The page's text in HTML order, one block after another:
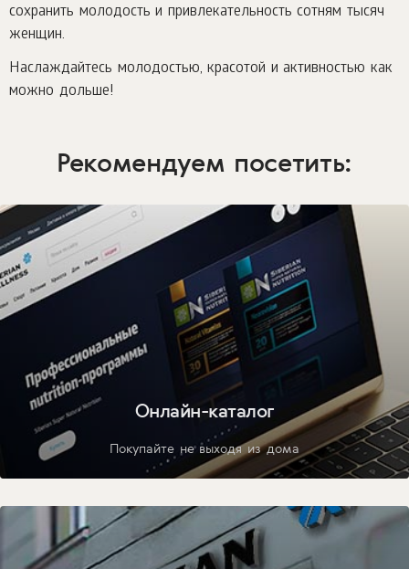
сохранить молодость и привлекательность сотням тысяч
женщин.
Наслаждайтесь молодостью, красотой и активностью как
можно дольше!
Рекомендуем посетить:
Онлайн-каталог
Покупайте не выходя из дома